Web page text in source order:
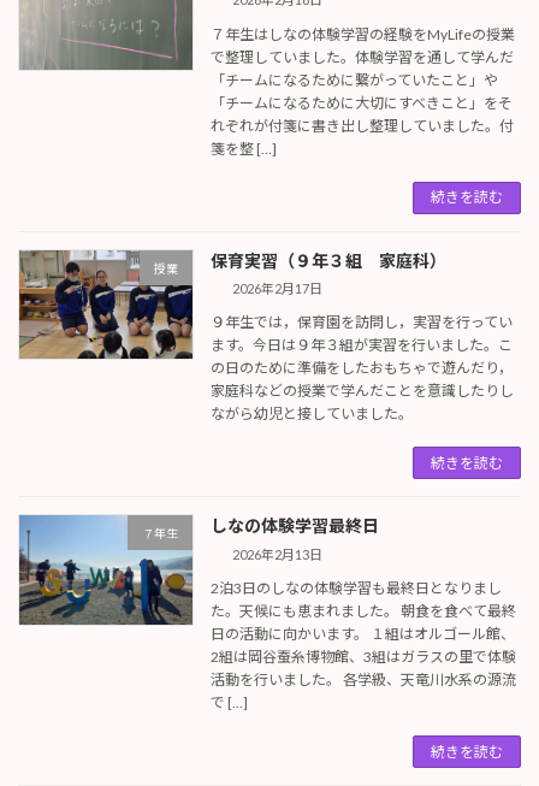
７年生はしなの体験学習の経験をMyLifeの授業
で整理していました。体験学習を通して学んだ
「チームになるために繋がっていたこと」や
「チームになるために大切にすべきこと」をそ
れぞれが付箋に書き出し整理していました。付
箋を整 […]
続きを読む
授業 保育実習（９年３組 家庭科）
2026年2月17日
９年生では，保育園を訪問し，実習を行ってい
ます。今日は９年３組が実習を行いました。こ
の日のために準備をしたおもちゃで遊んだり，
家庭科などの授業で学んだことを意識したりし
ながら幼児と接していました。
続きを読む
７年生 しなの体験学習最終日
2026年2月13日
2泊3日のしなの体験学習も最終日となりまし
た。天候にも恵まれました。 朝食を食べて最終
日の活動に向かいます。 １組はオルゴール館、
2組は岡谷蚕糸博物館、3組はガラスの里で体験
活動を行いました。 各学級、天竜川水系の源流
で […]
続きを読む